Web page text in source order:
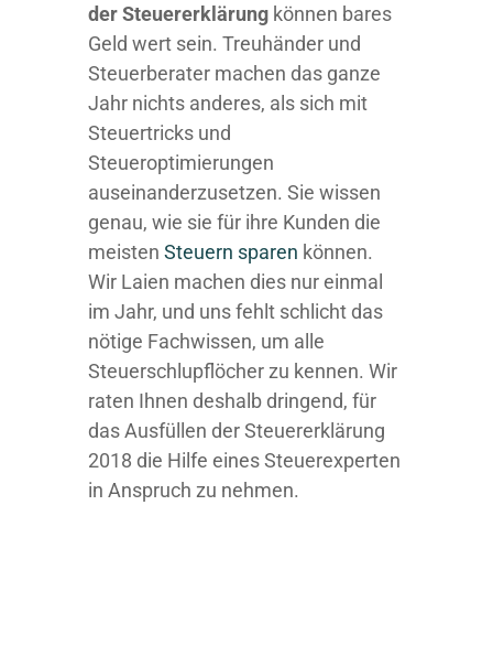
der Steuererklärung können bares
Geld wert sein. Treuhänder und
Steuerberater machen das ganze
Jahr nichts anderes, als sich mit
Steuertricks und
Steueroptimierungen
auseinanderzusetzen. Sie wissen
genau, wie sie für ihre Kunden die
meisten Steuern sparen können.
Wir Laien machen dies nur einmal
im Jahr, und uns fehlt schlicht das
nötige Fachwissen, um alle
Steuerschlupflöcher zu kennen. Wir
raten Ihnen deshalb dringend, für
das Ausfüllen der Steuererklärung
2018 die Hilfe eines Steuerexperten
in Anspruch zu nehmen.